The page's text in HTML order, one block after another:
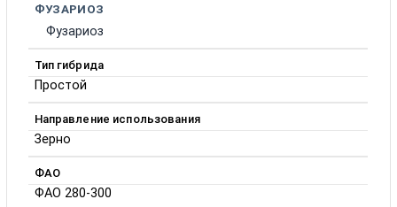
ФУЗАРИОЗ
Фузариоз
Тип гибрида
Простой
Направление использования
Зерно
ФАО
ФАО 280-300